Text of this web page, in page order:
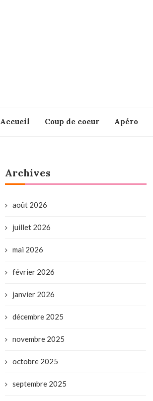
Accueil Coup de coeur Apéro
Archives
août 2026
juillet 2026
mai 2026
février 2026
janvier 2026
décembre 2025
novembre 2025
octobre 2025
septembre 2025